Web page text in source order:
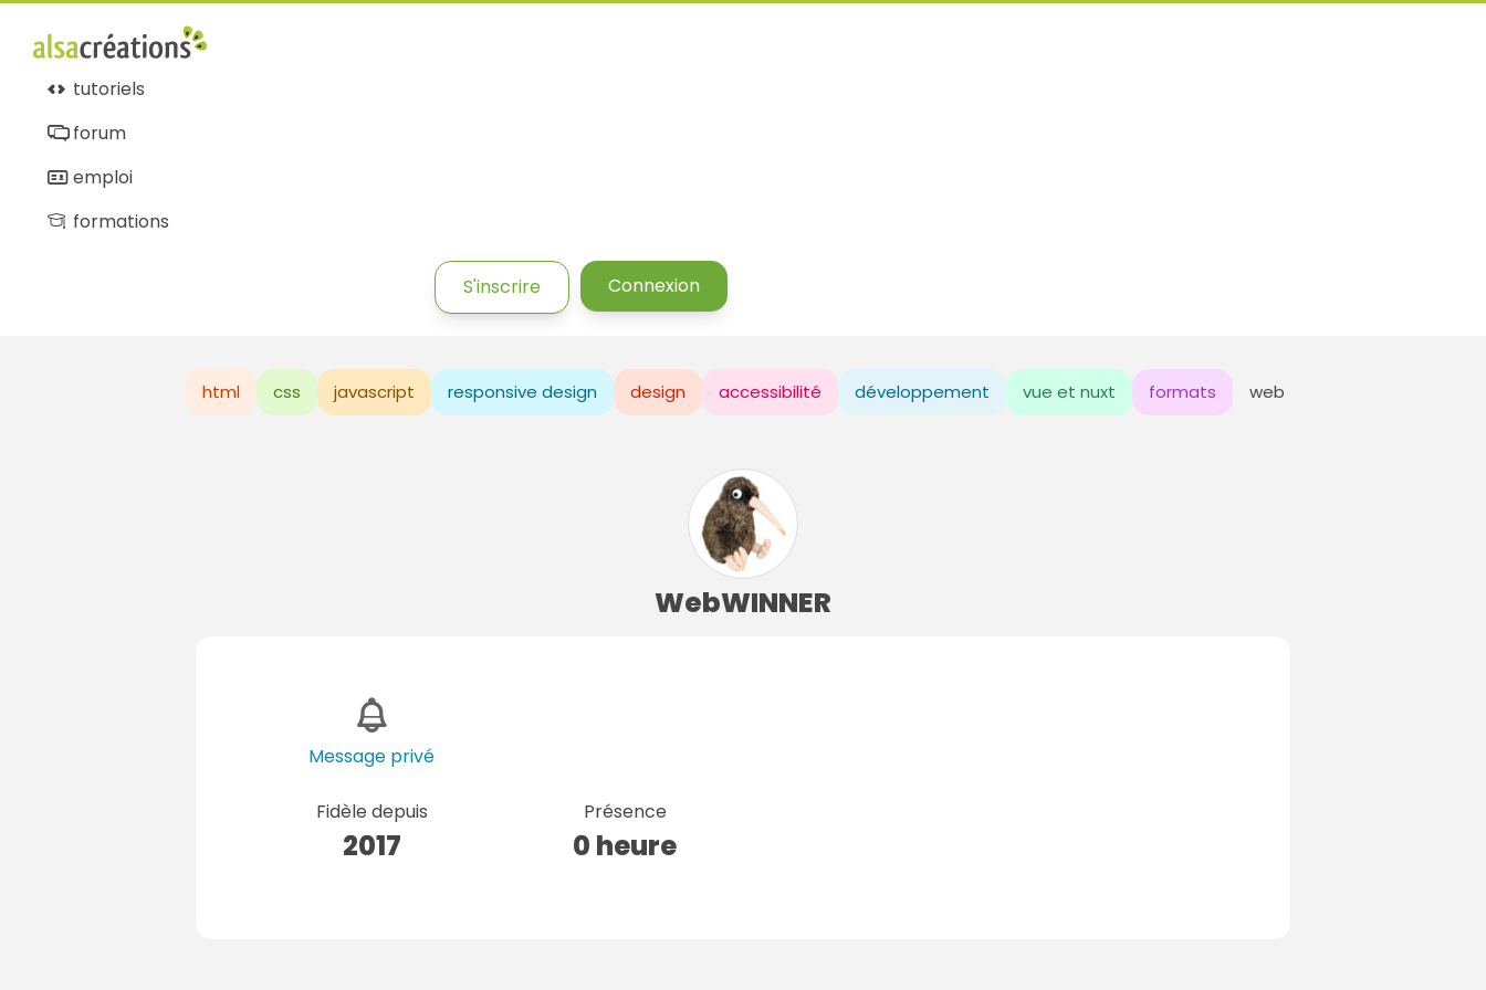
tutoriels
forum
emploi
formations
S'inscrire Connexion
html css javascript responsive design design accessibilité développement vue et nuxt formats web
WebWINNER
Message privé
Fidèle depuis
2017
Présence
0 heure